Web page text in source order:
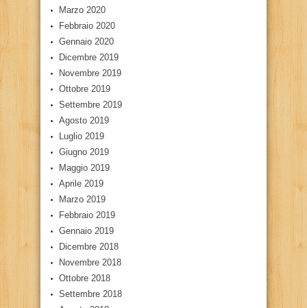
Marzo 2020
Febbraio 2020
Gennaio 2020
Dicembre 2019
Novembre 2019
Ottobre 2019
Settembre 2019
Agosto 2019
Luglio 2019
Giugno 2019
Maggio 2019
Aprile 2019
Marzo 2019
Febbraio 2019
Gennaio 2019
Dicembre 2018
Novembre 2018
Ottobre 2018
Settembre 2018